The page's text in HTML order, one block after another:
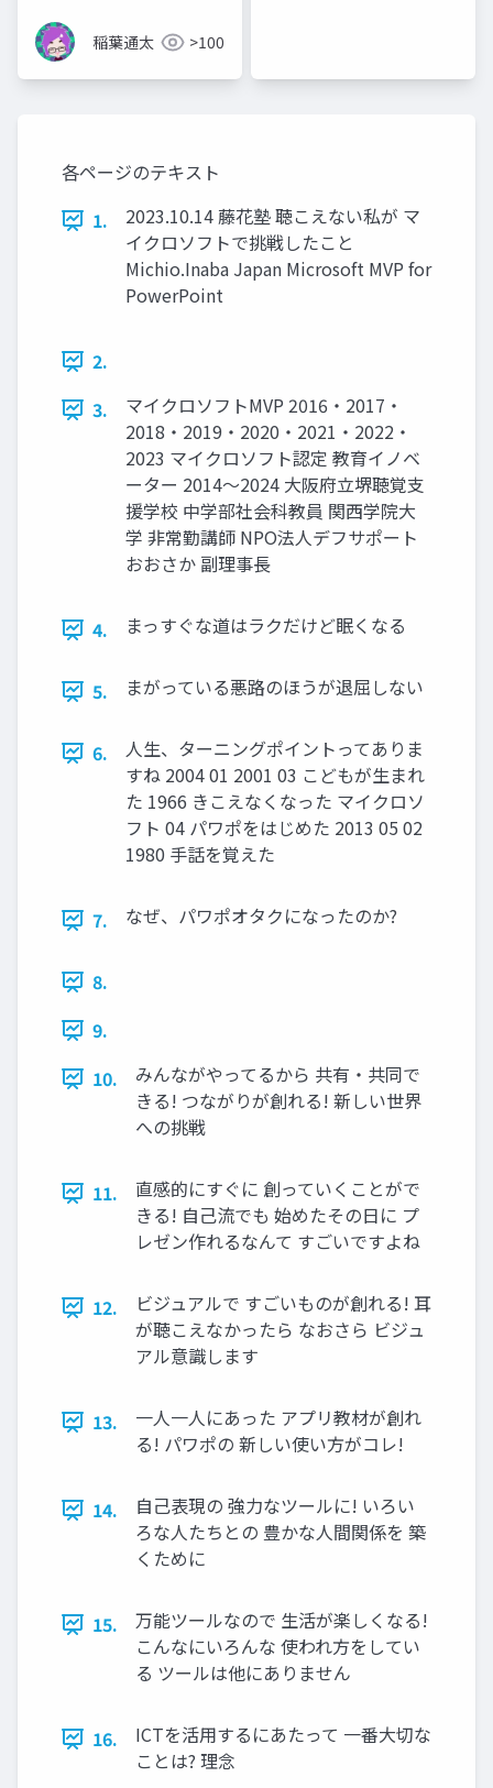
稲葉通太 >100
各ページのテキスト
1.
2023.10.14 藤花塾 聴こえない私が マ
イクロソフトで挑戦したこと
Michio.Inaba Japan Microsoft MVP for
PowerPoint
2.
3.
マイクロソフトMVP 2016・2017・
2018・2019・2020・2021・2022・
2023 マイクロソフト認定 教育イノベ
ーター 2014～2024 大阪府立堺聴覚支
援学校 中学部社会科教員 関西学院大
学 非常勤講師 NPO法人デフサポート
おおさか 副理事長
4. まっすぐな道はラクだけど眠くなる
5. まがっている悪路のほうが退屈しない
6.
人生、ターニングポイントってありま
すね 2004 01 2001 03 こどもが生まれ
た 1966 きこえなくなった マイクロソ
フト 04 パワポをはじめた 2013 05 02
1980 手話を覚えた
7. なぜ、パワポオタクになったのか?
8.
9.
10.
みんながやってるから 共有・共同で
きる! つながりが創れる! 新しい世界
への挑戦
11.
直感的にすぐに 創っていくことがで
きる! 自己流でも 始めたその日に プ
レゼン作れるなんて すごいですよね
12.
ビジュアルで すごいものが創れる! 耳
が聴こえなかったら なおさら ビジュ
アル意識します
13.
一人一人にあった アプリ教材が創れ
る! パワポの 新しい使い方がコレ!
14.
自己表現の 強力なツールに! いろい
ろな人たちとの 豊かな人間関係を 築
くために
15.
万能ツールなので 生活が楽しくなる!
こんなにいろんな 使われ方をしてい
る ツールは他にありません
16.
ICTを活用するにあたって 一番大切な
ことは? 理念